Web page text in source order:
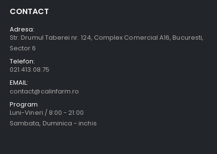
CONTACT
Adresa:
Str. Drumul Taberei nr. 124, Complex Comercial A16, Bucuresti,
Sector 6
Telefon:
021.413.08.75
EMAIL:
contact@calinfarm.ro
Program
Luni-Vineri / 8:00 - 21:00
Sambata, Duminica - inchis